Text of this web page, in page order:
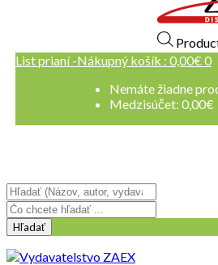
Nákupný košík : 0,00€ 0
Nemáte žiadne
Medzisúčet: 0,00€
List prianí -
Hľadať